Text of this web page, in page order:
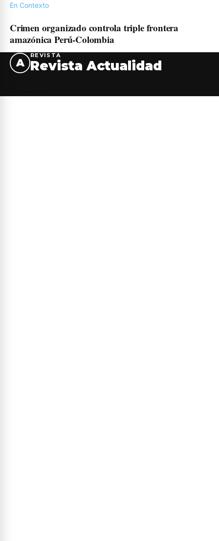
En Contexto
Crimen organizado controla triple frontera
amazónica Perú-Colombia
A
REVISTA
Revista Actualidad